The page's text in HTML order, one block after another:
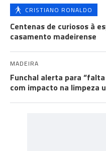
CRISTIANO RONALDO
Centenas de curiosos à
casamento madeirense
MADEIRA
Funchal alerta para
com impacto na limpeza